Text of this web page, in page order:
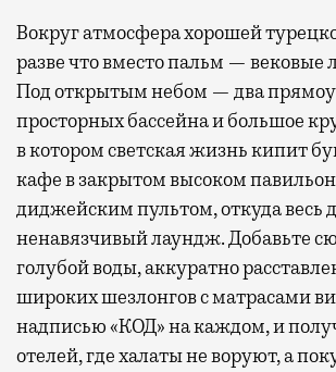
Вокруг атмосфера хорошей
разве что вместо пальм — вековые
Под открытым небом — два
просторных бассейна и большое
в котором светская жизнь кипит
кафе в закрытом высоком
диджейским пультом, откуда весь
ненавязчивый лаундж. Добавьте
голубой воды, аккуратно
широких шезлонгов с матрасами
надписью «КОД» на каждом, и
отелей, где халаты не воруют, а